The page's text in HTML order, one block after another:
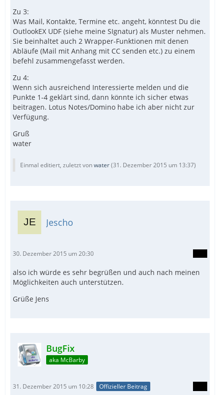
Zu 3:
Was Mail, Kontakte, Termine etc. angeht, könntest Du die
OutlookEX UDF (siehe meine SIgnatur) als Muster nehmen.
Sie beinhaltet auch 2 Wrapper-Funktionen mit denen
Abläufe (Mail mit Anhang mit CC senden etc.) zu einem
befehl zusammengefasst werden.
Zu 4:
Wenn sich ausreichend Interessierte melden und die
Punkte 1-4 geklärt sind, dann könnte ich sicher etwas
beitragen. Lotus Notes/Domino habe ich aber nicht zur
Verfügung.
Gruß
water
Einmal editiert, zuletzt vonwater(31. Dezember 2015 um 13:37)
Jescho
30. Dezember 2015 um 20:30
also ich würde es sehr begrüßen und auch nach meinen
Möglichkeiten auch unterstützen.
Grüße Jens
BugFix
aka McBarby
31. Dezember 2015 um 10:28 Offizieller Beitrag